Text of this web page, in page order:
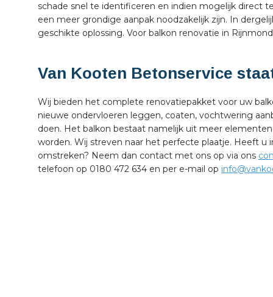
schade snel te identificeren en indien mogelijk direct
een meer grondige aanpak noodzakelijk zijn. In
geschikte oplossing. Voor balkon renovatie in
Van Kooten Betonservice
Wij bieden het complete renovatiepakket voor uw
nieuwe ondervloeren leggen, coaten, vochtwering
doen. Het balkon bestaat namelijk uit meer
worden. Wij streven naar het perfecte plaatje. Heeft u
omstreken? Neem dan contact met ons op via ons
telefoon op 0180 472 634 en per e-mail op